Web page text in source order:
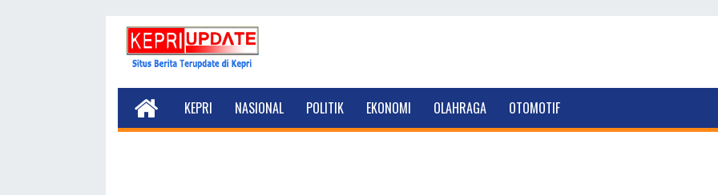
KEPRI NASIONAL POLITIK EKONOMI OLAHRAGA OTOMOTIF